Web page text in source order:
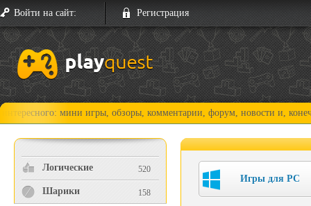
Войти на сайт: Регистрация
мини игры, обзоры, комментарии, форум, новости и, конечно,
Логические 520
Шарики 158
Игры для PC